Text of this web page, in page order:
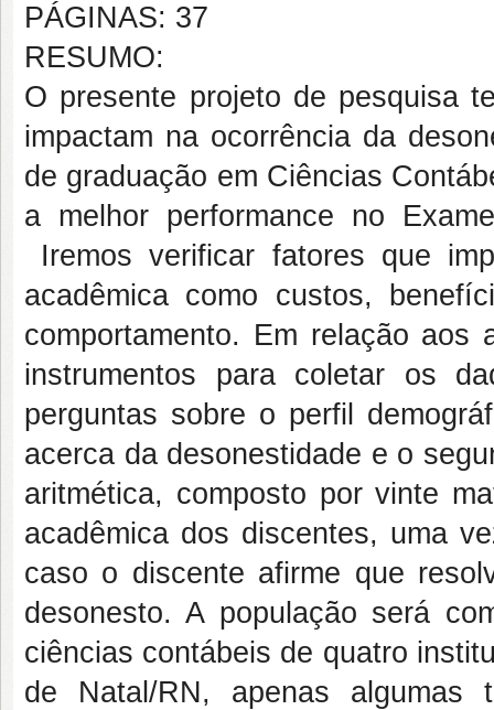
PÁGINAS: 37
RESUMO:
O presente projeto de pesquisa
impactam na ocorrência da
de graduação em Ciências
a melhor performance no
Iremos verificar fatores que
acadêmica como custos,
comportamento. Em relação aos
instrumentos para coletar os
perguntas sobre o perfil
acerca da desonestidade e o
aritmética, composto por vinte
acadêmica dos discentes, uma
caso o discente afirme que
desonesto. A população será
ciências contábeis de quatro
de Natal/RN, apenas algumas